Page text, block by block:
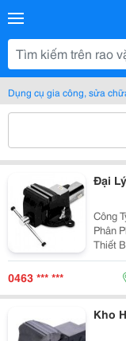
Dụng cụ gia công, sửa
Đại
Công
Phân
Thiết
Cháy
Thiết...
0463 *** ***
Kho